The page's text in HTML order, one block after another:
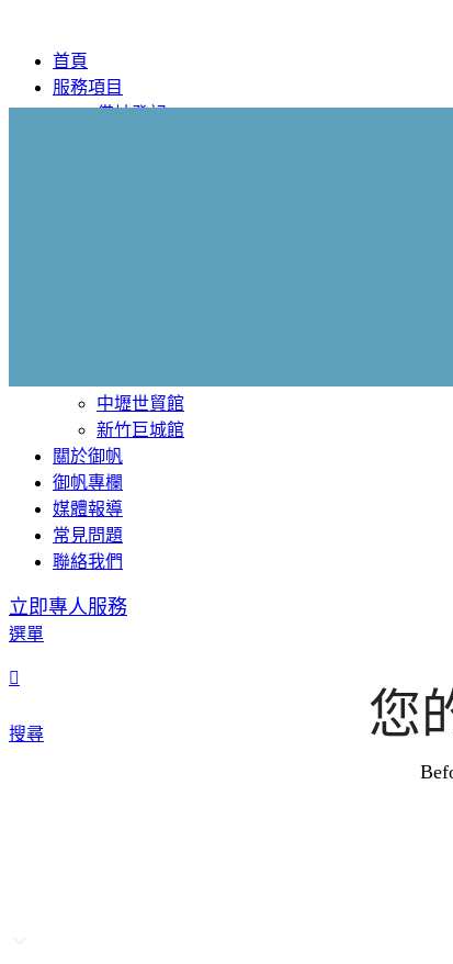
首頁
服務項目
借址登記
中壢世貿館
新竹巨城館
關於御帆
御帆專欄
媒體報導
常見問題
聯絡我們
立即專人服務
選單
搜尋 您